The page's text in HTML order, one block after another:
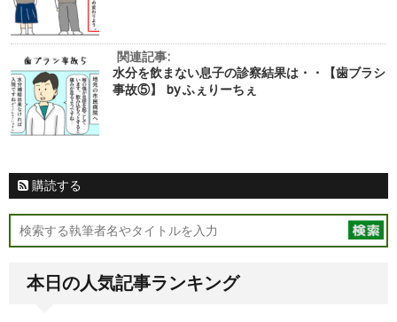
関連記事:
水分を飲まない息子の診察結果は・・【歯ブラシ
事故⑤】 by ふぇりーちぇ
購読する
本日の人気記事ランキング